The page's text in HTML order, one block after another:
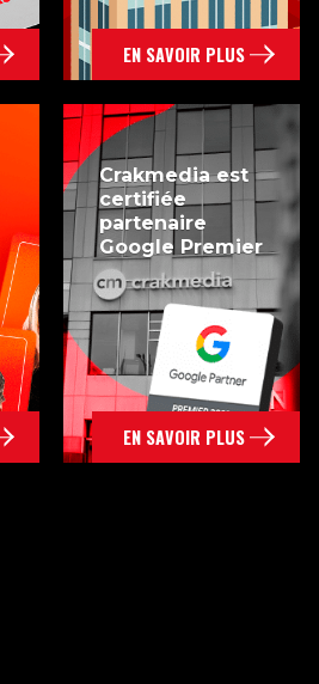
EN SAVOIR PLUS
Crakmedia est
certifiée
partenaire
Google Premier
EN SAVOIR PLUS